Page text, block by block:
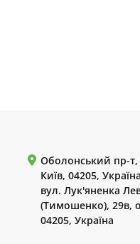
Оболонський пр-т,
Київ, 04205, Україна
вул. Лук'яненка
(Тимошенко), 29в,
04205, Україна